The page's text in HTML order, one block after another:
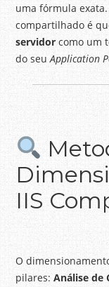
uma fórmula
compartilhado é
servidorcomo um
do seuApplication
IIS
O
pilares:Análise de